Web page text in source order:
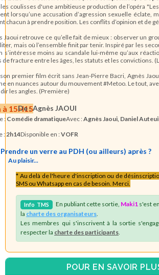
coulisses d'une ambitieuse production de l’opéra
lorsqu’une accusation d’agression sexuelle éclate,
chacun à prendre position. Les conflits d’opinion et de
Jaoui retrouve ce qu’elle fait de mieux : observer un
mais où l’ensemble finit par tenir. Inspiré par les
s’intéresse moins au scandale lui-même qu’aux
de fracture entre les âges, les statuts et les convictions.
premier film écrit sans Jean-Pierre Bacri, Agnès
en nuances autour du mouvement #Metoo. Le tout,
les angles. (Première)
à 15H15
De :Agnès JAOUI
: Comédie dramatiqueAvec :Agnès Jaoui, Daniel
: 2h14Disponible en :VOFR
Prendre un verre au PDH (ou ailleurs) après ?
Au plaisir...
* Au delà de l'heure d'inscription ou de
SMS ou Whatsapp en cas de besoin. Merci.
Info TMS En publiant cette sortie, Maki1 s'est
la charte des organisateurs
Les membres qui s'inscrivent à la sortie
respecter la charte des participants
POUR EN SAVOIR